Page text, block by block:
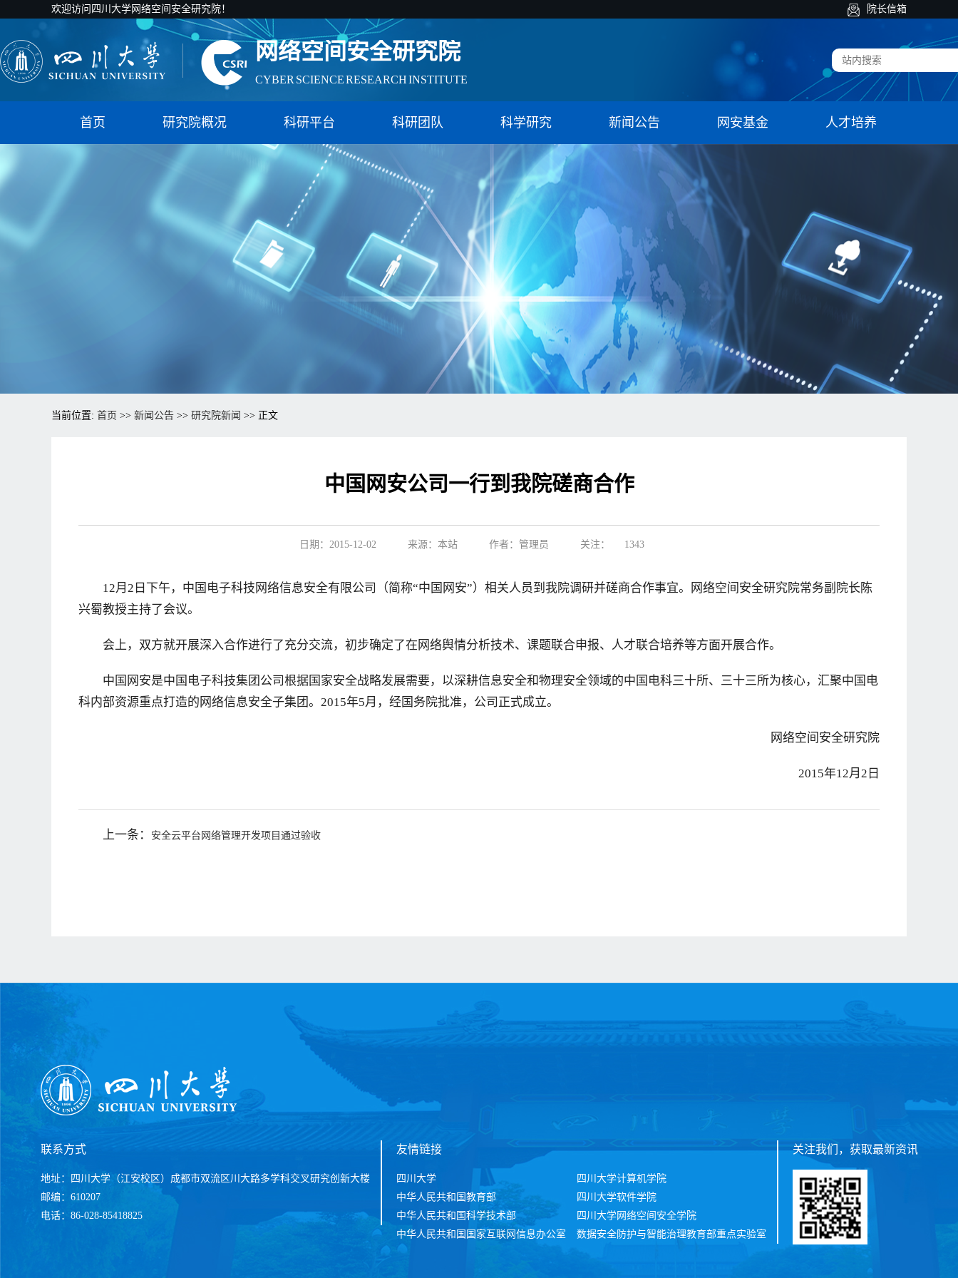
欢迎访问四川大学网络空间安全研究院！ 院长信箱
网络空间安全研究院
CYBER SCIENCE RESEARCH INSTITUTE
国家智能社会治理实验特色基地（教育）
首页 研究院概况 科研平台 科研团队 科学研究 新闻公告 网安基金 人才培养
当前位置: 首页 >> 新闻公告 >> 研究院新闻 >> 正文
中国网安公司一行到我院磋商合作
日期：2015-12-02 来源：本站 作者：管理员 关注： 1343
12月2日下午，中国电子科技网络信息安全有限公司（简称“中国网安”）相关人员到我院调研并磋商合作事宜。网络空间安全研究院常务副院长陈
兴蜀教授主持了会议。
会上，双方就开展深入合作进行了充分交流，初步确定了在网络舆情分析技术、课题联合申报、人才联合培养等方面开展合作。
中国网安是中国电子科技集团公司根据国家安全战略发展需要，以深耕信息安全和物理安全领域的中国电科三十所、三十三所为核心，汇聚中国电
科内部资源重点打造的网络信息安全子集团。2015年5月，经国务院批准，公司正式成立。
网络空间安全研究院
2015年12月2日
上一条： 安全云平台网络管理开发项目通过验收
联系方式
地址：四川大学（江安校区）成都市双流区川大路多学科交叉研究创新大楼
邮编：610207
电话：86-028-85418825
友情链接
四川大学
中华人民共和国教育部
中华人民共和国科学技术部
中华人民共和国国家互联网信息办公室
四川大学计算机学院
四川大学软件学院
四川大学网络空间安全学院
数据安全防护与智能治理教育部重点实验室
关注我们，获取最新资讯